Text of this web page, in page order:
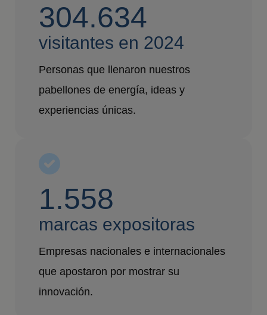
304.634
visitantes en 2024
Personas que llenaron nuestros
pabellones de energía, ideas y
experiencias únicas.
1.558
marcas expositoras
Empresas nacionales e internacionales
que apostaron por mostrar su
innovación.